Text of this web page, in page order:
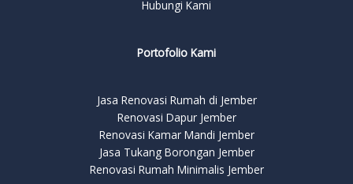
Hubungi Kami
Portofolio Kami
Jasa Renovasi Rumah di Jember
Renovasi Dapur Jember
Renovasi Kamar Mandi Jember
Jasa Tukang Borongan Jember
Renovasi Rumah Minimalis Jember